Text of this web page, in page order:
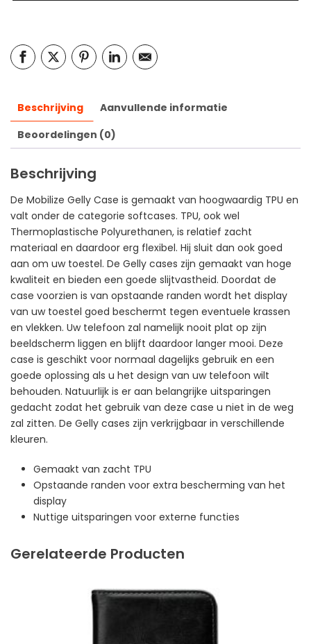
Beschrijving
Aanvullende informatie
Beoordelingen (0)
Beschrijving
De Mobilize Gelly Case is gemaakt van hoogwaardig TPU en
valt onder de categorie softcases. TPU, ook wel
Thermoplastische Polyurethanen, is relatief zacht
materiaal en daardoor erg flexibel. Hij sluit dan ook goed
aan om uw toestel. De Gelly cases zijn gemaakt van hoge
kwaliteit en bieden een goede slijtvastheid. Doordat de
case voorzien is van opstaande randen wordt het display
van uw toestel goed beschermt tegen eventuele krassen
en vlekken. Uw telefoon zal namelijk nooit plat op zijn
beeldscherm liggen en blijft daardoor langer mooi. Deze
case is geschikt voor normaal dagelijks gebruik en een
goede oplossing als u het design van uw telefoon wilt
behouden. Natuurlijk is er aan belangrijke uitsparingen
gedacht zodat het gebruik van deze case u niet in de weg
zal zitten. De Gelly cases zijn verkrijgbaar in verschillende
kleuren.
Gemaakt van zacht TPU
Opstaande randen voor extra bescherming van het
display
Nuttige uitsparingen voor externe functies
Gerelateerde Producten